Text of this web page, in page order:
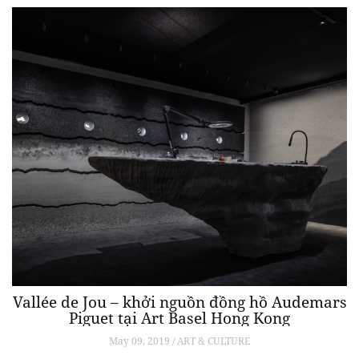
Vallée de Jou – khởi nguồn đồng hồ Audemars
Piguet tại Art Basel Hong Kong
May 09, 2019 / ART & CULTURE